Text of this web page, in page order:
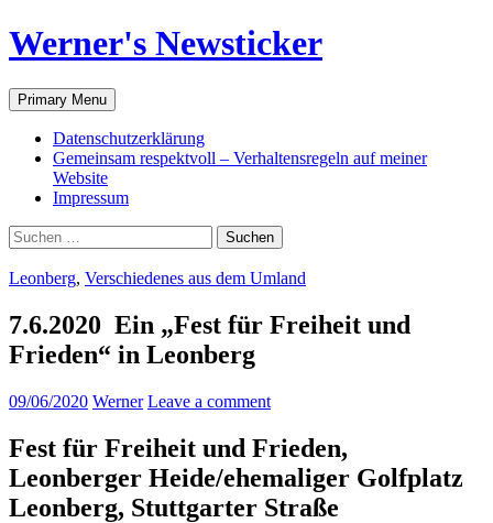
Werner's Newsticker
Search
Primary Menu Skip
to
content
Datenschutzerklärung
Gemeinsam respektvoll – Verhaltensregeln auf meiner
Website
Impressum
Suche
nach:
Leonberg, Verschiedenes aus dem Umland
7.6.2020 Ein „Fest für Freiheit und
Frieden“ in Leonberg
09/06/2020 Werner Leave a comment
Fest für Freiheit und Frieden,
Leonberger Heide/ehemaliger Golfplatz
Leonberg, Stuttgarter Straße